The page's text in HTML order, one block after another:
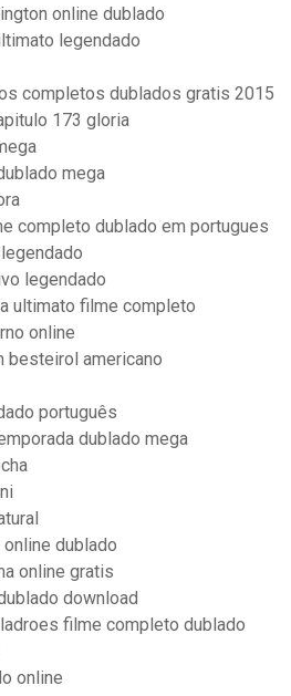
online dublado
legendado
completos dublados gratis 2015
173 gloria
mega
completo dublado em portugues
legendado
ultimato filme completo
online
besteirol americano
português
dublado mega
dublado
online gratis
download
filme completo dublado
online